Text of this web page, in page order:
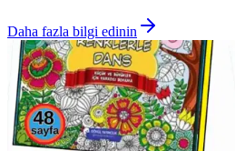
Daha fazla bilgi edinin